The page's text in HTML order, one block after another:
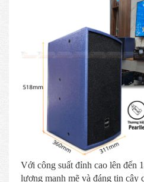
Với công suất đỉnh cao lên đến
lượng mạnh mẽ và đáng tin cậy